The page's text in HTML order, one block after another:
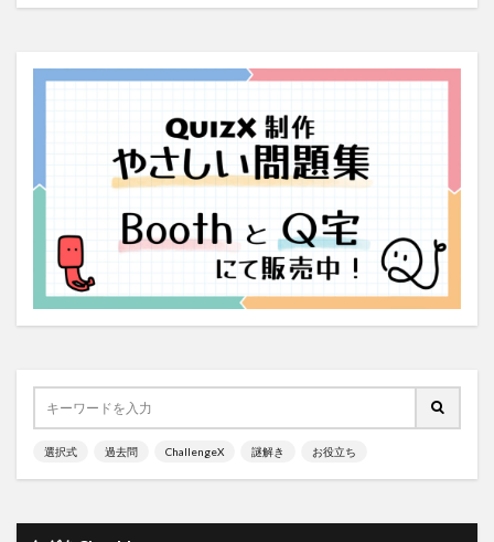
選択式 過去問 ChallengeX 謎解き お役立ち